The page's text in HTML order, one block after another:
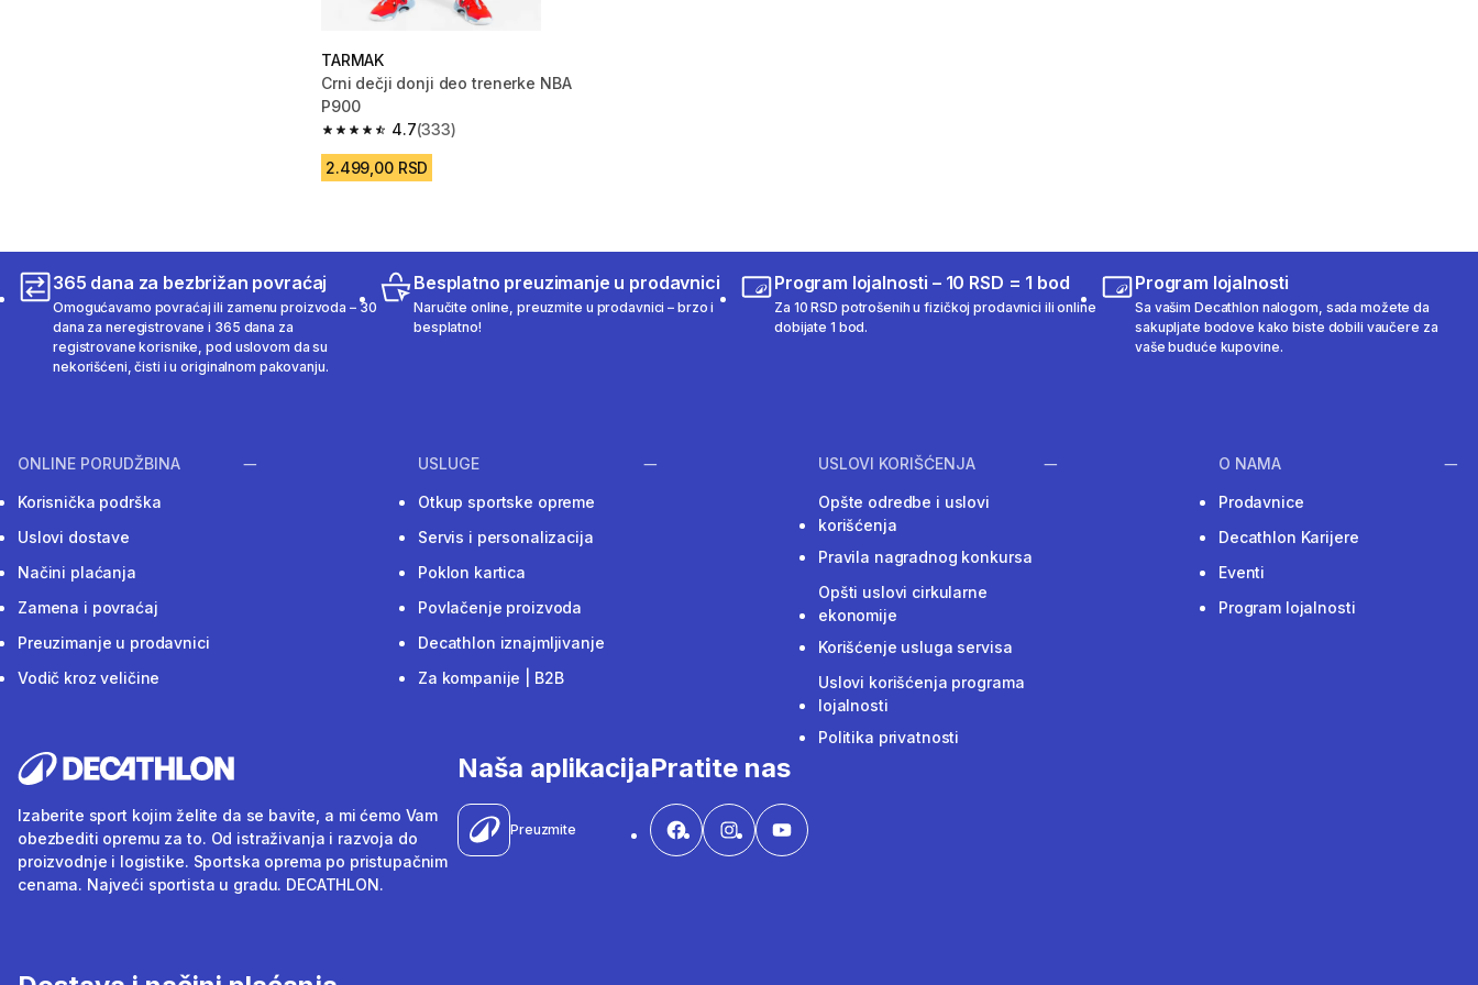
TARMAK
Crni dečji donji deo trenerke NBA
P900
4.7
4.7 od 5 zvezdica from 333 Recenzije
(333)
2.499,00 RSD
365 dana za bezbrižan povraćaj
Omogućavamo povraćaj ili zamenu proizvoda – 30
dana za neregistrovane i 365 dana za
registrovane korisnike, pod uslovom da su
nekorišćeni, čisti i u originalnom pakovanju.
Besplatno preuzimanje u prodavnici
Naručite online, preuzmite u prodavnici – brzo i
besplatno!
Program lojalnosti – 10 RSD = 1 bod
Za 10 RSD potrošenih u fizičkoj prodavnici ili online
dobijate 1 bod.
Program lojalnosti
Sa vašim Decathlon nalogom, sada možete da
sakupljate bodove kako biste dobili vaučere za
vaše buduće kupovine.
ONLINE PORUDŽBINA
Korisnička podrška
Uslovi dostave
Načini plaćanja
Zamena i povraćaj
Preuzimanje u prodavnici
Vodič kroz veličine
USLUGE
Otkup sportske opreme
Servis i personalizacija
Poklon kartica
Povlačenje proizvoda
Decathlon iznajmljivanje
Za kompanije | B2B
USLOVI KORIŠĆENJA
Opšte odredbe i uslovi
korišćenja
Pravila nagradnog konkursa
Opšti uslovi cirkularne
ekonomije
Korišćenje usluga servisa
Uslovi korišćenja programa
lojalnosti
Politika privatnosti
O NAMA
Prodavnice
Decathlon Karijere
Eventi
Program lojalnosti
Izaberite sport kojim želite da se bavite, a mi ćemo Vam
obezbediti opremu za to. Od istraživanja i razvoja do
proizvodnje i logistike. Sportska oprema po pristupačnim
cenama. Najveći sportista u gradu. DECATHLON.
Naša aplikacija
Preuzmite
Pratite nas